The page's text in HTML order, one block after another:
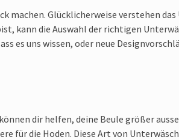
Glücklicherweise verstehen
kann die Auswahl der richtigen
es uns wissen, oder neue
dir helfen, deine Beule größer
für die Hoden. Diese Art von